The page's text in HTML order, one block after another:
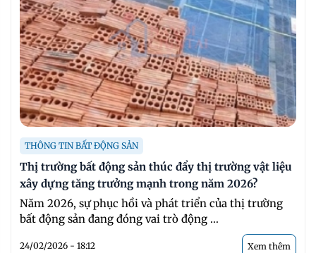
THÔNG TIN BẤT ĐỘNG SẢN
Thị trường bất động sản thúc đẩy thị trường vật liệu
xây dựng tăng trưởng mạnh trong năm 2026?
Năm 2026, sự phục hồi và phát triển của thị trường
bất động sản đang đóng vai trò động ...
24/02/2026 - 18:12 Xem thêm